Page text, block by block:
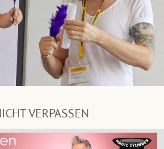
VERPASSEN